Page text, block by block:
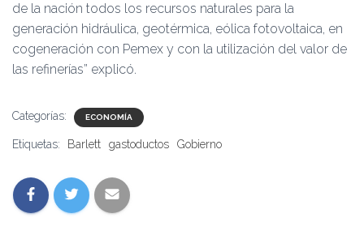
de la nación todos los recursos naturales para la
generación hidráulica, geotérmica, eólica fotovoltaica, en
cogeneración con Pemex y con la utilización del valor de
las refinerías” explicó.
Categorías: ECONOMÍA
Etiquetas: Barlett gastoductos Gobierno